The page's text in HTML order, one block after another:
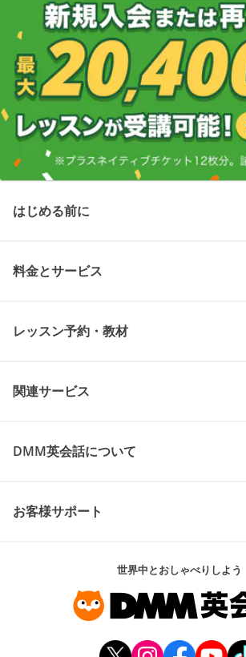
はじめる前に
料金とサービス
レッスン予約・教材
関連サービス
DMM英会話について
お客様サポート
世界中とおしゃべりしよう